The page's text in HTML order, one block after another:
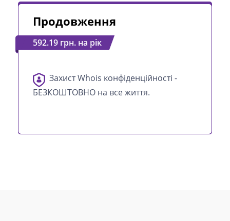
Продовження
592.19 грн. на рік
Захист Whois конфіденційності -
БЕЗКОШТОВНО на все життя.